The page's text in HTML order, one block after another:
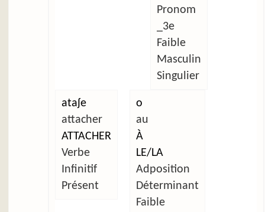
Pronom
_3e
Faible
Masculin
Singulier
ataʃe
attacher
ATTACHER
Verbe
Infinitif
Présent
o
au
À
LE/LA
Adposition
Déterminant
Faible